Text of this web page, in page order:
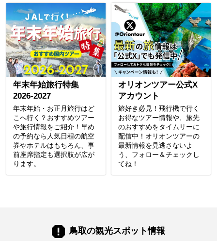
年末年始旅行特集
2026-2027
年末年始・お正月旅行はど
こへ行く？おすすめツアー
や旅行情報をご紹介！早め
の予約なら人気日程の航空
券やホテルはもちろん、事
前座席指定も選択肢が広が
ります。
オリオンツアー公式X
アカウント
旅好き必見！飛行機で行く
お得なツアー情報や、旅先
のおすすめをタイムリーに
配信中！オリオンツアーの
最新情報を見逃さないよ
う、フォロー＆チェックし
てね！
鳥取の観光スポット情報